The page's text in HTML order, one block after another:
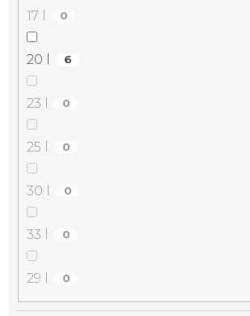
17 l 0
20 l 6
23 l 0
25 l 0
30 l 0
33 l 0
29 l 0